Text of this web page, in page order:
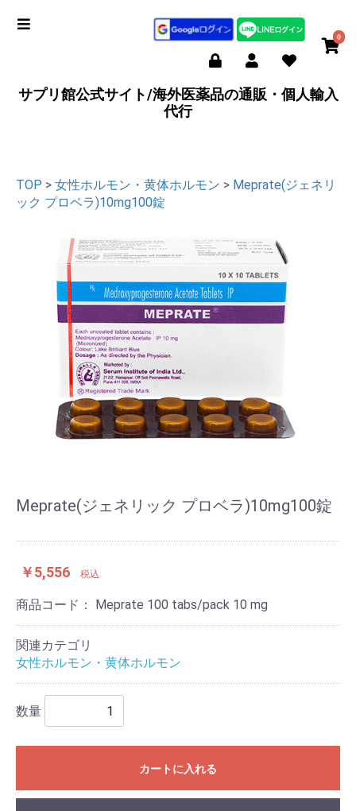
0
サプリ館公式サイト/海外医薬品の通販・個人輸入
代行
TOP > 女性ホルモン・黄体ホルモン > Meprate(ジェネリ
ック プロベラ)10mg100錠
Meprate(ジェネリック プロベラ)10mg100錠
￥5,556 税込
商品コード： Meprate 100 tabs/pack 10 mg
関連カテゴリ
女性ホルモン・黄体ホルモン
数量
カートに入れる